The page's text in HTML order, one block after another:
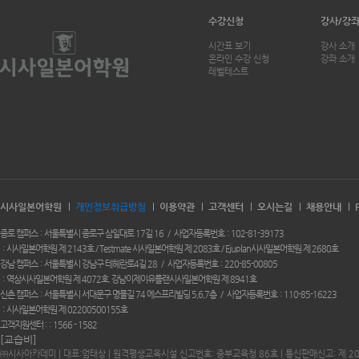
수강신청
시간표 보기
온라인 수강 신청
레벨테스트
강사/강좌
강사 소개
강좌 소개
시사일본어학원 개인정보취급방침 이용약관 고객센터 오시는길 채용안내
종로 캠퍼스 서울특별시 종로구 삼일대로 17길 16 사업자등록번호
102-81-39173
시사일본어학원 제 2143호 / Testmate 시사일본어학원 제 2083호 / Ejuplan시사일본어학원 제 2680호
강남 캠퍼스
서울특별시 강남구 테헤란로4길 28 사업자등록번호
220-85-00805
역삼시사일본어학원 제 4072호. 강남이제이유플랜시사일본어학원 제 8941호
신촌 캠퍼스
서울특별시 서대문구 명물길 74 에스프리빌딩 5,6,7층 사업자등록번호
110-85-16223
시사일본어학원 제 02200500155호
고객지원센터 :
1566 - 1582
[교습비]
㈜시사아카데미 | 대표:엄태상 | 원격평생교육시설 신고번호: 중부교육청 86호 | 통신판매신고: 제